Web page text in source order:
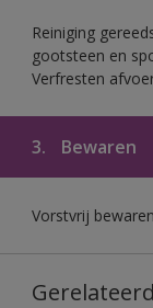
Reiniging
gootsteen en
Verfresten
3. Bewaren
Vorstvrij bewaren